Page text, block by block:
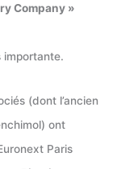
Company »
importante.
(dont l’ancien
ont
Paris